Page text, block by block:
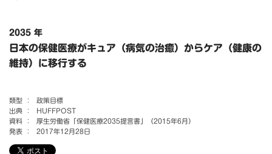
2035 年
日本の保健医療がキュア（病気の治癒）からケア（健康の
維持）に移行する
類型 ：
政策目標
出典 ：
HUFFPOST
資料 ：
厚生労働省「保健医療2035提言書」（2015年6月）
発表 ：
2017年12月28日